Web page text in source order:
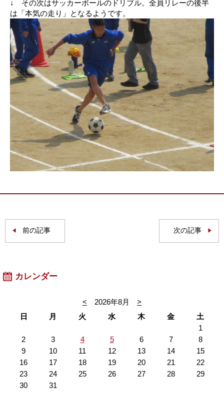
↓ その次はサッカーボールのドリブル。全員リレーの後半
は「本気の走り」となるようです。
前の記事 次の記事
カレンダー
< 2026年8月
>
日
月 火 水 木 金
土
1
2
3 4 5 6 7
8
9
10 11 12 13 14
15
16
17 18 19 20 21
22
23
24 25 26 27 28
29
30
31